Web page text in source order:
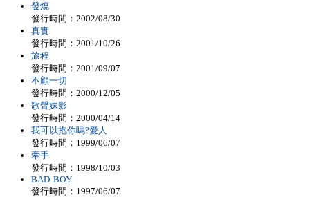
發燒
發行時間：2002/08/30
真實
發行時間：2001/10/26
旅程
發行時間：2001/09/07
不顧一切
發行時間：2000/12/05
歌聲妹影
發行時間：2000/04/14
我可以抱你嗎?愛人
發行時間：1999/06/07
牽手
發行時間：1998/10/03
BAD BOY
發行時間：1997/06/07